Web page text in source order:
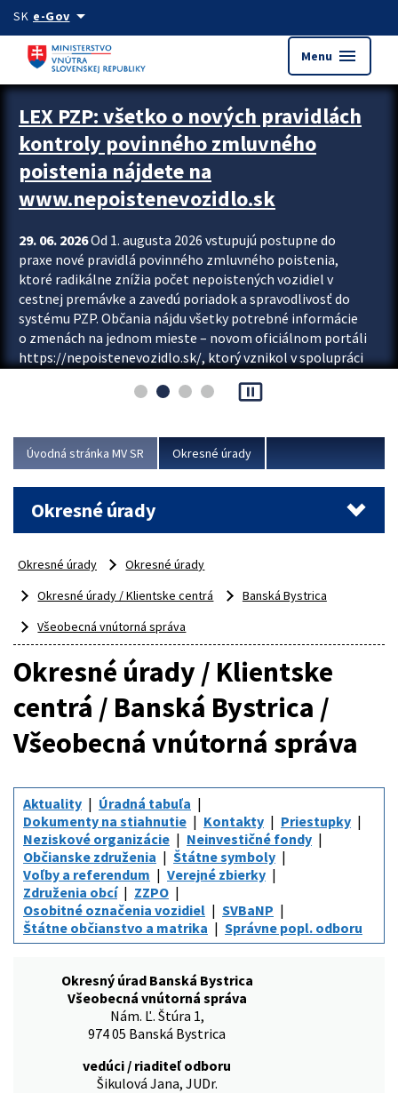
Preskocit na hlavný obsah
SK e-Govarrow_drop_down
Menu menu
Zastavit automatický posun upútavok
LEX PZP: všetko o nových pravidlách
kontroly povinného zmluvného
poistenia nájdete na
www.nepoistenevozidlo.sk
29. 06. 2026Od 1. augusta 2026 vstupujú postupne do
praxe nové pravidlá povinného zmluvného poistenia,
ktoré radikálne znížia počet nepoistených vozidiel v
cestnej premávke a zavedú poriadok a spravodlivosť do
systému PZP. Občania nájdu všetky potrebné informácie
o zmenách na jednom mieste – novom oficiálnom portáli
https://nepoistenevozidlo.sk/, ktorý vznikol v spolupráci
asociácie poisťovní (SLASPO) a Ministerstva vnútra SR.
Viac
pause_presentation
Úvodná stránka MV SR Okresné úrady
Okresné úrady
Okresné úrady
Okresné úrady
Okresné úrady / Klientske centrá
Banská Bystrica
Všeobecná vnútorná správa
Okresné úrady / Klientske
centrá / Banská Bystrica /
Všeobecná vnútorná správa
Aktuality
Úradná tabuľa
Dokumenty na stiahnutie
Kontakty
Priestupky
Neziskové organizácie
Neinvestičné fondy
Občianske združenia
Štátne symboly
Voľby a referendum
Verejné zbierky
Združenia obcí
ZZPO
Osobitné označenia vozidiel
SVBaNP
Štátne občianstvo a matrika
Správne popl. odboru
Okresný úrad Banská Bystrica
Všeobecná vnútorná správa
Nám. Ľ. Štúra 1,
974 05 Banská Bystrica
vedúci / riaditeľ odboru
Šikulová Jana, JUDr.